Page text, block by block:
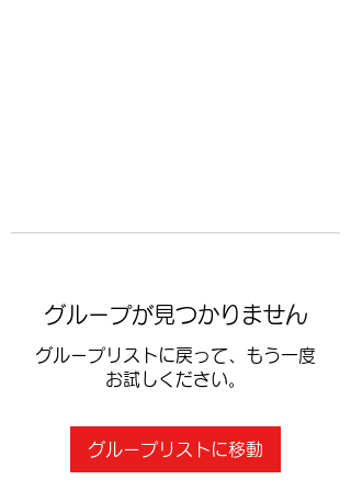
グループが見つかりません
グループリストに戻って、もう一度
お試しください。
グループリストに移動